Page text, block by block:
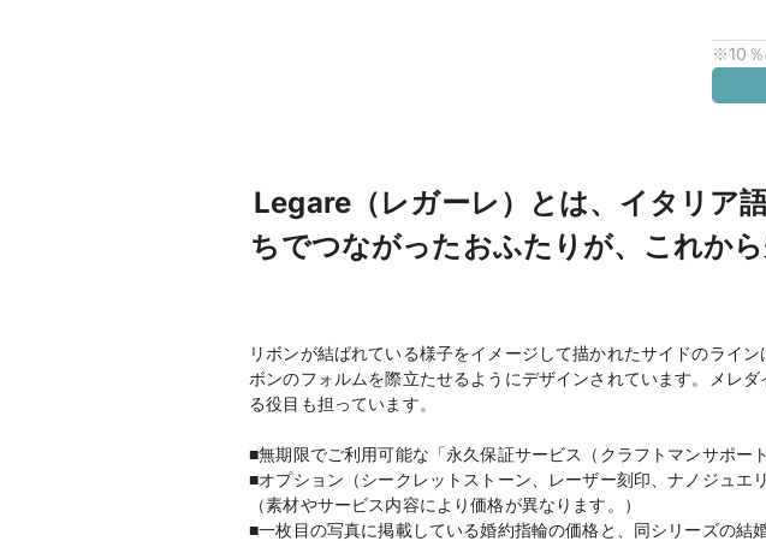
※10％
Legare（レガーレ）とは、イタリア
ちでつながったおふたりが、これか
リボンが結ばれている様子をイメージして描かれたサイドのライ
ボンのフォルムを際立たせるようにデザインされています。メレ
る役目も担っています。
■無期限でご利用可能な「永久保証サービス（クラフトマンサポート
■オプション（シークレットストーン、レーザー刻印、ナノジュエ
（素材やサービス内容により価格が異なります。）
■一枚目の写真に掲載している婚約指輪の価格と、同シリーズの結